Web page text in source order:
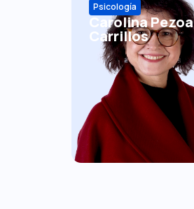
Psicología
Carolina Pezoa
Carrillos